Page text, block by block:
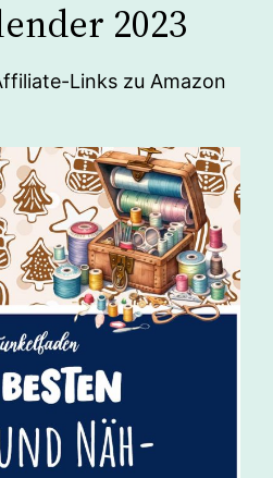
2023
Links zu Amazon